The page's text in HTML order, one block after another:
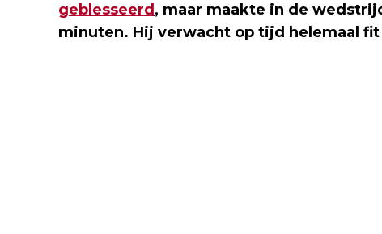
geblesseerd , maar maakte in de
minuten. Hij verwacht op tijd helemaal